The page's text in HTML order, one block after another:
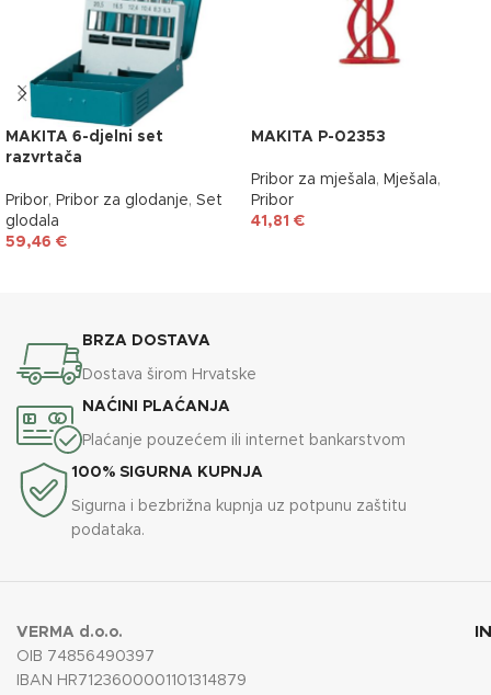
MAKITA 6-djelni set
razvrtača
Pribor, Pribor za glodanje, Set
glodala
59,46 €
MAKITA P-02353
Pribor za mješala, Mješala,
Pribor
41,81 €
BRZA DOSTAVA
Dostava širom Hrvatske
NAĆINI PLAĆANJA
Plaćanje pouzećem ili internet bankarstvom
100% SIGURNA KUPNJA
Sigurna i bezbrižna kupnja uz potpunu zaštitu
podataka.
VERMA d.o.o.
OIB 74856490397
IBAN HR7123600001101314879